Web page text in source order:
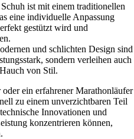
ist mit einem traditionellen
eine individuelle Anpassung
gestützt wird und
und schlichten Design sind
sondern verleihen auch
von Stil.
ein erfahrener Marathonläufer
zu einem unverzichtbaren Teil
Innovationen und
konzentrieren können,